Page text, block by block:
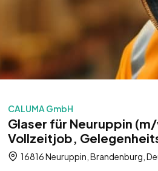
CALUMA GmbH
Glaser für Neuruppin
Vollzeitjob,
16816 Neuruppin, Brandenburg,